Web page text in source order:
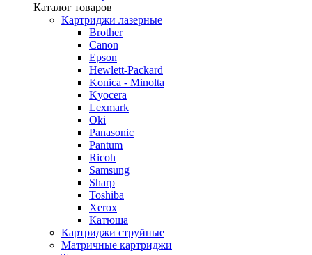
Каталог товаров
Картриджи лазерные
Brother
Canon
Epson
Hewlett-Packard
Konica - Minolta
Kyocera
Lexmark
Oki
Panasonic
Pantum
Ricoh
Samsung
Sharp
Toshiba
Xerox
Катюша
Картриджи струйные
Матричные картриджи